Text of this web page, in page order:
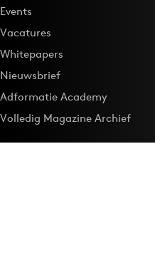
Events
Vacatures
Whitepapers
Nieuwsbrief
Adformatie Academy
Volledig Magazine Archief